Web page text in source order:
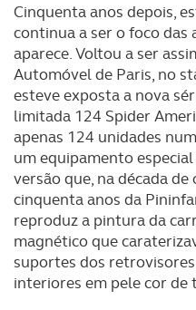
Cinquenta anos depois,
continua a ser o foco das
aparece. Voltou a ser
Automóvel de Paris, no
esteve exposta a nova
limitada 124 Spider
apenas 124 unidades
um equipamento
versão que, na década
cinquenta anos da
reproduz a pintura da
magnético que
suportes dos
interiores em pele cor de